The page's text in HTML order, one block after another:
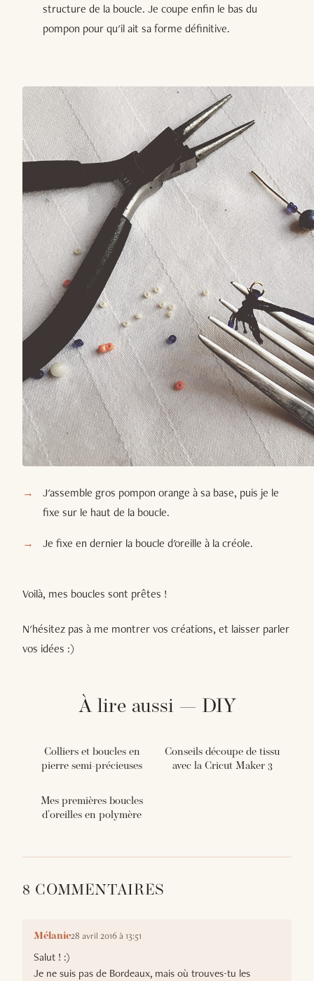
structure de la boucle. Je coupe enfin le bas du
pompon pour qu'il ait sa forme définitive.
J'assemble gros pompon orange à sa base, puis je le
fixe sur le haut de la boucle.
Je fixe en dernier la boucle d'oreille à la créole.
Voilà, mes boucles sont prêtes !
N'hésitez pas à me montrer vos créations, et laisser parler
vos idées :)
À lire aussi — DIY
Colliers et boucles en
pierre semi-précieuses
Conseils découpe de tissu
avec la Cricut Maker 3
Mes premières boucles
d'oreilles en polymère
8 COMMENTAIRES
Mélanie28 avril 2016 à 13:51
Salut ! :)
Je ne suis pas de Bordeaux, mais où trouves-tu les